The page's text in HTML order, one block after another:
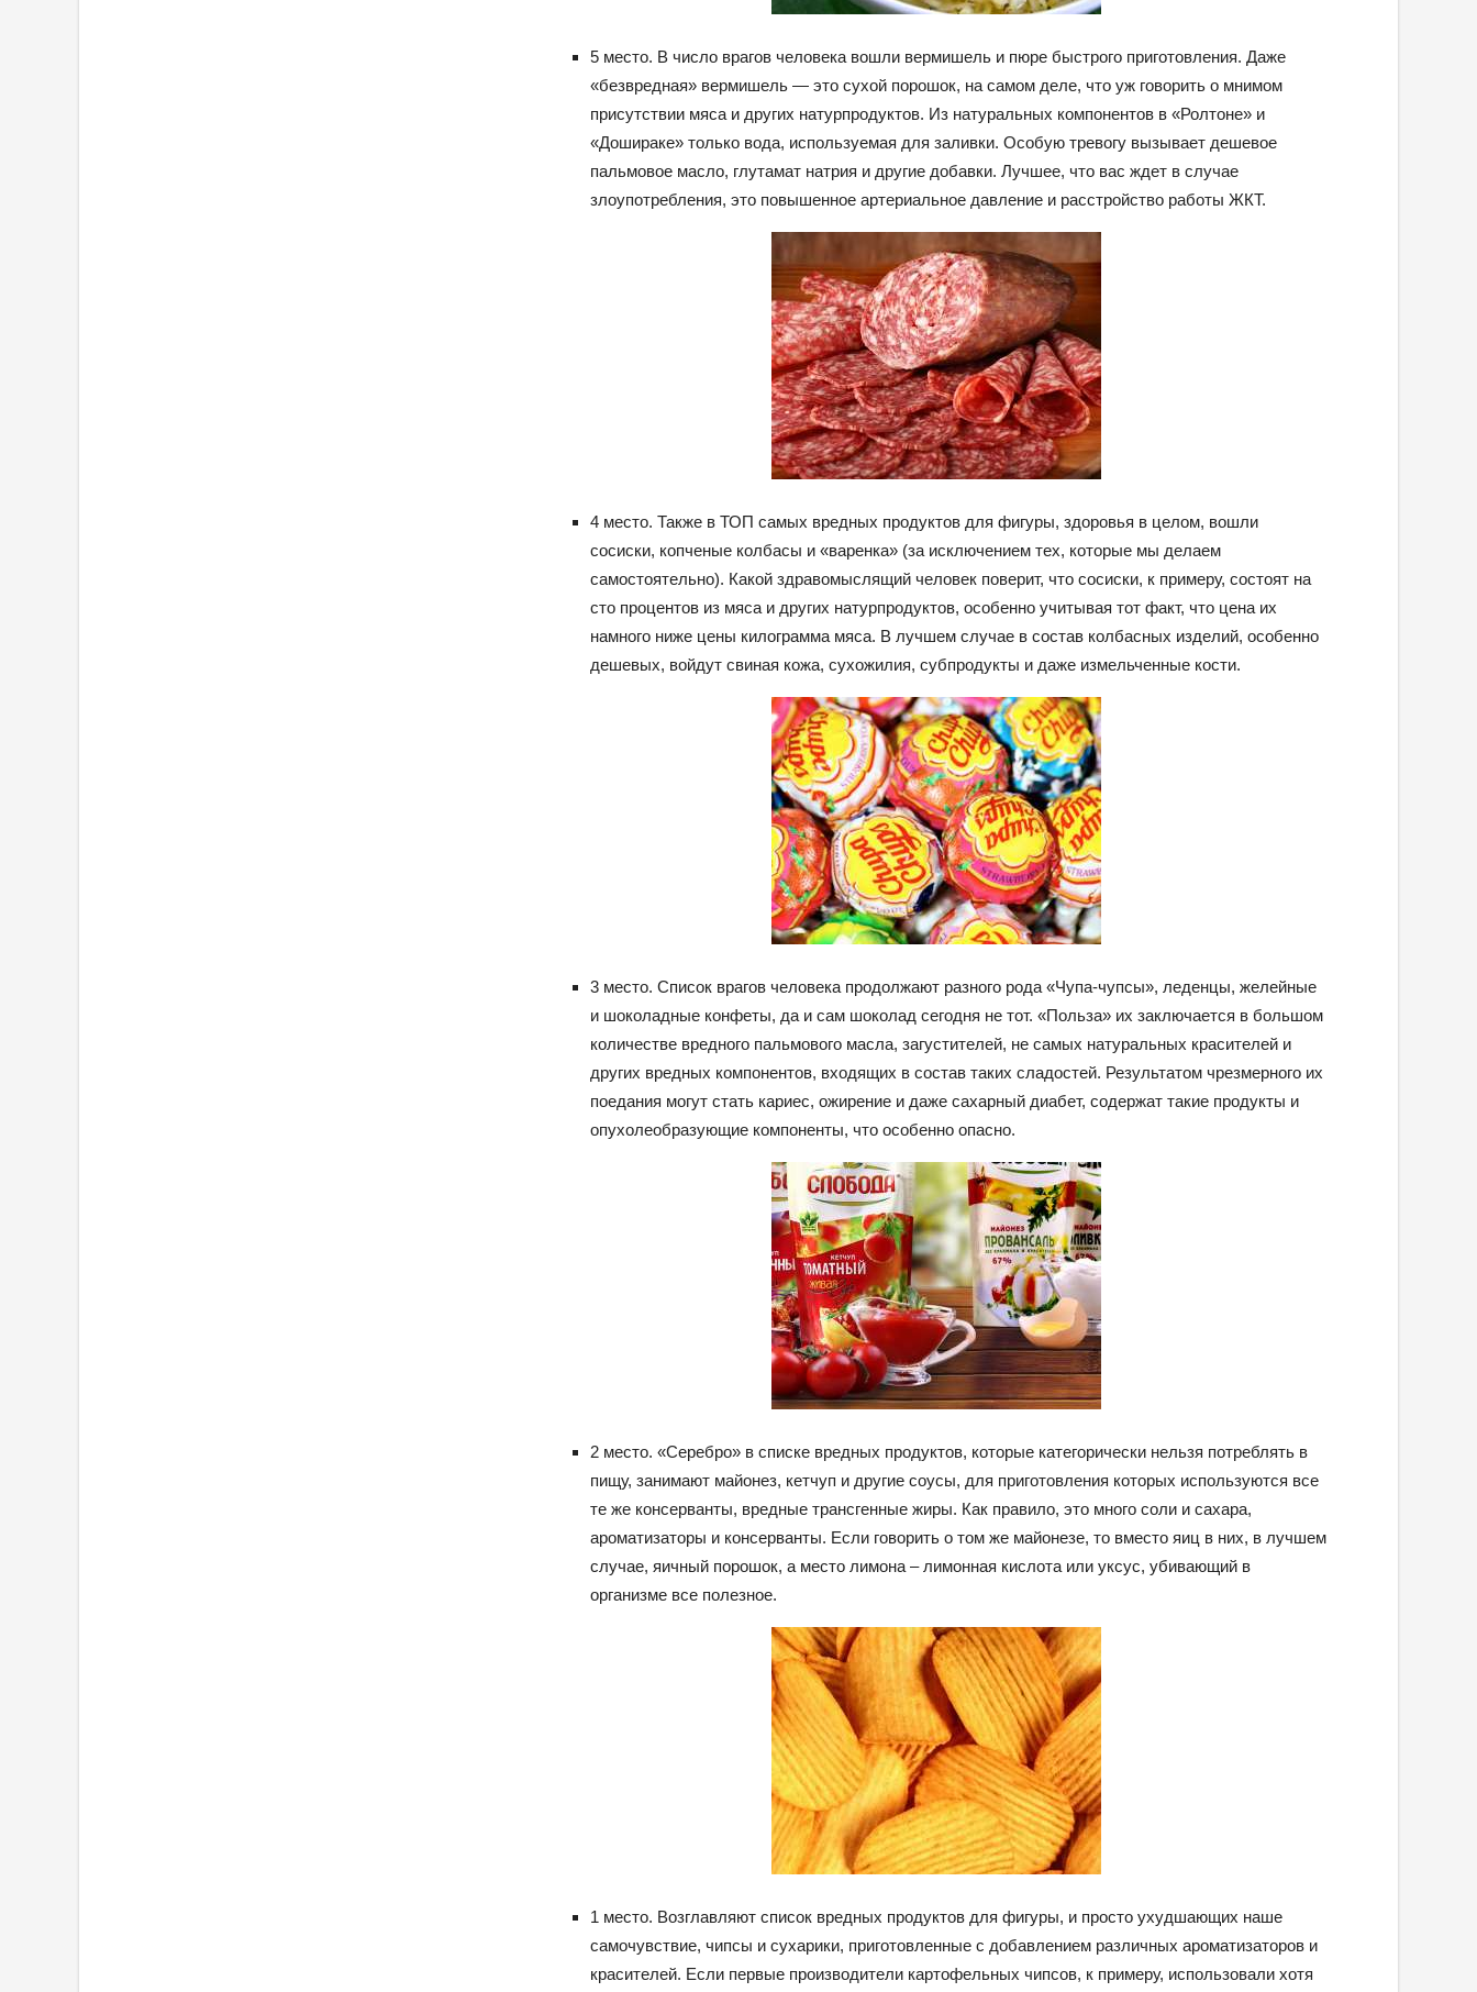
5 место. В число врагов человека вошли вермишель и пюре быстрого приготовления. Даже
«безвредная» вермишель — это сухой порошок, на самом деле, что уж говорить о мнимом
присутствии мяса и других натурпродуктов. Из натуральных компонентов в «Ролтоне» и
«Дошираке» только вода, используемая для заливки. Особую тревогу вызывает дешевое
пальмовое масло, глутамат натрия и другие добавки. Лучшее, что вас ждет в случае
злоупотребления, это повышенное артериальное давление и расстройство работы ЖКТ.
4 место. Также в ТОП самых вредных продуктов для фигуры, здоровья в целом, вошли
сосиски, копченые колбасы и «варенка» (за исключением тех, которые мы делаем
самостоятельно). Какой здравомыслящий человек поверит, что сосиски, к примеру, состоят на
сто процентов из мяса и других натурпродуктов, особенно учитывая тот факт, что цена их
намного ниже цены килограмма мяса. В лучшем случае в состав колбасных изделий, особенно
дешевых, войдут свиная кожа, сухожилия, субпродукты и даже измельченные кости.
3 место. Список врагов человека продолжают разного рода «Чупа-чупсы», леденцы, желейные
и шоколадные конфеты, да и сам шоколад сегодня не тот. «Польза» их заключается в большом
количестве вредного пальмового масла, загустителей, не самых натуральных красителей и
других вредных компонентов, входящих в состав таких сладостей. Результатом чрезмерного их
поедания могут стать кариес, ожирение и даже сахарный диабет, содержат такие продукты и
опухолеобразующие компоненты, что особенно опасно.
2 место. «Серебро» в списке вредных продуктов, которые категорически нельзя потреблять в
пищу, занимают майонез, кетчуп и другие соусы, для приготовления которых используются все
те же консерванты, вредные трансгенные жиры. Как правило, это много соли и сахара,
ароматизаторы и консерванты. Если говорить о том же майонезе, то вместо яиц в них, в лучшем
случае, яичный порошок, а место лимона – лимонная кислота или уксус, убивающий в
организме все полезное.
1 место. Возглавляют список вредных продуктов для фигуры, и просто ухудшающих наше
самочувствие, чипсы и сухарики, приготовленные с добавлением различных ароматизаторов и
красителей. Если первые производители картофельных чипсов, к примеру, использовали хотя